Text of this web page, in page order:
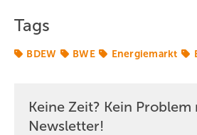
Tags
BDEW BWE Energiemarkt
Keine Zeit? Kein Problem
Newsletter!